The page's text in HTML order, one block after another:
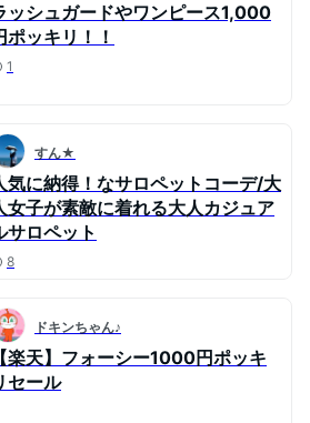
ッシュガードやワンピース1,000
ポッキリ！！
1
すん★
気に納得！なサロペットコーデ/大
女子が素敵に着れる大人カジュア
サロペット
8
ドキンちゃん♪
【楽天】フォーシー1000円ポッキ
セール